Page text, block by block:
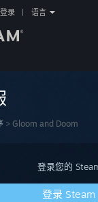
登录 语言
> Gloom and Doom
登录您的
登录 Steam